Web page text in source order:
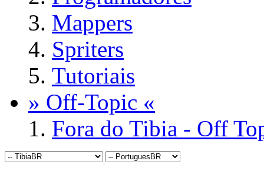
Mappers
Spriters
Tutoriais
» Off-Topic «
Fora do Tibia - Off